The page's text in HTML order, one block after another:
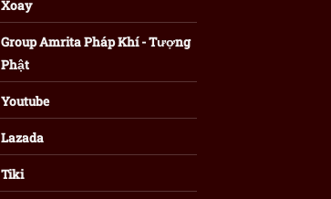
Xoay
Group Amrita Pháp Khí - Tượng
Phật
Youtube
Lazada
Tiki